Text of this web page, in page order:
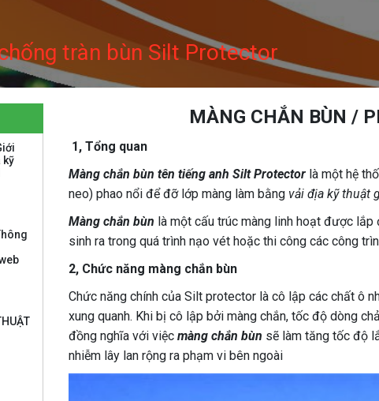
tràn bùn Silt Protector
MÀNG CHẮN BÙN /
1, Tổng quan
Màng chắn bùn tên tiếng anh Silt Protector là một hệ
neo) phao nổi để đỡ lớp màng làm bằng vải địa kỹ thuật
Màng chắn bùn là một cấu trúc màng linh hoạt được
sinh ra trong quá trình nạo vét hoặc thi công các công
2, Chức năng màng chắn bùn
Chức năng chính của Silt protector là cô lập các chất ô
xung quanh. Khi bị cô lập bởi màng chắn, tốc độ dòng
đồng nghĩa với việcmàng chắn bùn sẽ làm tăng tốc độ
nhiễm lây lan rộng ra phạm vi bên ngoài
kỹ